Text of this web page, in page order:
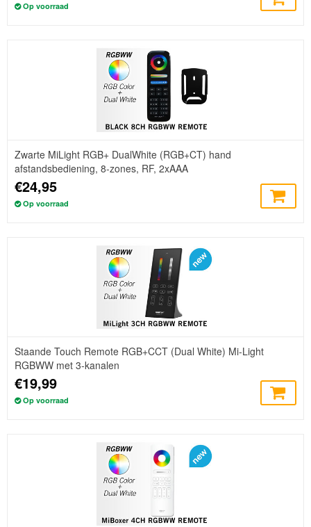
Op voorraad
Zwarte MiLight RGB+ DualWhite (RGB+CT) hand
afstandsbediening, 8-zones, RF, 2xAAA
€24,95
Op voorraad
Staande Touch Remote RGB+CCT (Dual White) Mi-Light
RGBWW met 3-kanalen
€19,99
Op voorraad